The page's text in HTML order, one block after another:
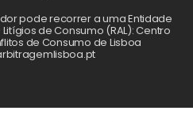
pode recorrer a uma Entidade
de Consumo (RAL): Centro
de Consumo de Lisboa